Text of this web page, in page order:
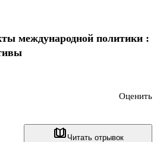
Читать отрывок
международной политики :
Оценить